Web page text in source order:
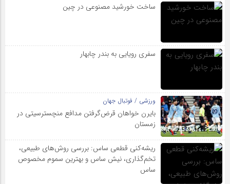
ساخت خورشید مصنوعی در چین
سفری رویایی به بندر چابهار
ورزشی / فوتبال جهان
بایرن خواهان قرض‌گرفتن مدافع منچسترسیتی در
زمستان
ریشه‌کنی قطعی ساس: بررسی روش‌های طبیعی،
تخم‌گذاری، نیش ساس و بهترین سموم مخصوص
ساس